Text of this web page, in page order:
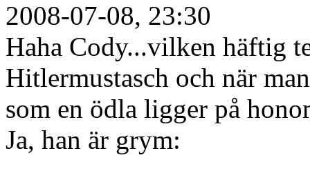
2008-07-08, 23:30
Haha Cody...vilken häftig
Hitlermustasch och när
som en ödla ligger på
Ja, han är grym: